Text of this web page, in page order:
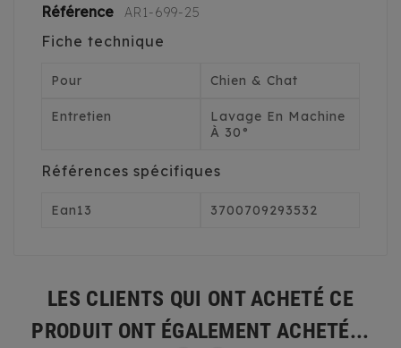
Référence AR1-699-25
Fiche technique
Pour Chien & Chat
Entretien
Lavage En Machine
À 30°
Références spécifiques
Ean13 3700709293532
LES CLIENTS QUI ONT ACHETÉ CE
PRODUIT ONT ÉGALEMENT ACHETÉ...